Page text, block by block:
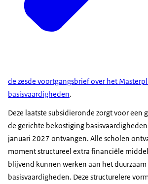
de zesde voortgangsbrief over het
basisvaardigheden.
Deze laatste subsidieronde zorgt voor een
de gerichte bekostiging
januari 2027 ontvangen. Alle scholen
moment structureel extra financiële
blijvend kunnen werken aan het
basisvaardigheden. Deze structurelere